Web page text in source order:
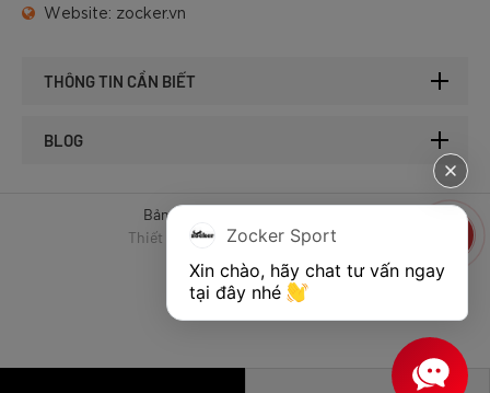
Website: zocker.vn
THÔNG TIN CẦN BIẾT
BLOG
Bản quyền © 2025 của Zocker.
Thiết kế website & SEO - Tất Thành
Zocker Sport
Xin chào, hãy chat tư vấn ngay
tại đây nhé